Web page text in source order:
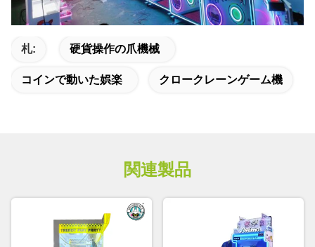
札: 硬貨操作の爪機械
コインで動いた娯楽 クロークレーンゲーム機
関連製品